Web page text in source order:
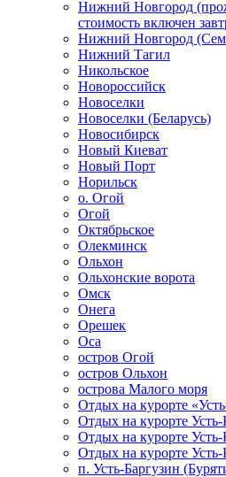
Нижний Новгород
стоимость включен
Нижний Новгород
Нижний Тагил
Никольское
Новороссийск
Новоселки
Новоселки (Беларусь)
Новосибирск
Новый Киеват
Новый Порт
Норильск
о. Огой
Огой
Октябрьское
Олекминск
Ольхон
Ольхонские ворота
Омск
Онега
Орешек
Оса
остров Огой
остров Ольхон
острова Малого моря
Отдых на курорте
Отдых на курорте
Отдых на курорте Усть-
Отдых на курорте Усть-
п. Усть-Баргузин